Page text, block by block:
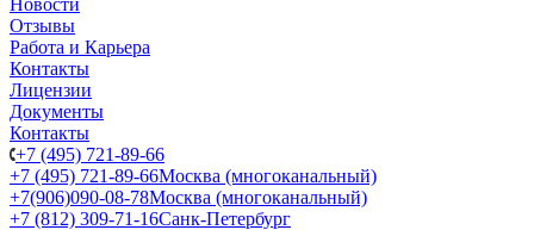
Новости
Отзывы
Работа и Карьера
Контакты
Лицензии
Документы
Контакты
+7 (495) 721-89-66
+7 (495) 721-89-66Москва (многоканальный)
+7(906)090-08-78Москва (многоканальный)
+7 (812) 309-71-16Санк-Петербург